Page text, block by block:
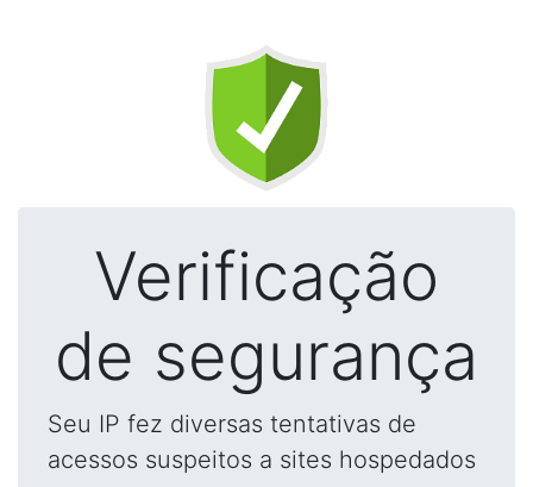
Verificação
de segurança
Seu IP fez diversas tentativas de
acessos suspeitos a sites hospedados